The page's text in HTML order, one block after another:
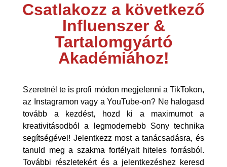
Csatlakozz a következő
Influenszer &
Tartalomgyártó
Akadémiához!
Szeretnél te is profi módon megjelenni a TikTokon,
az Instagramon vagy a YouTube-on? Ne halogasd
tovább a kezdést, hozd ki a maximumot a
kreativitásodból a legmodernebb Sony technika
segítségével! Jelentkezz most a tanácsadásra, és
tanuld meg a szakma fortélyait hiteles forrásból.
További részletekért és a jelentkezéshez keresd